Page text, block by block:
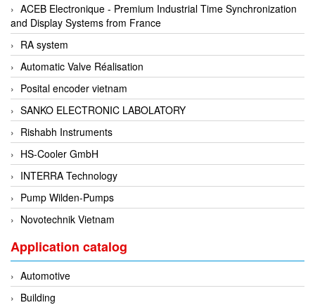
ERE WIRELESS
Erhardt-Leimer
Erhardt-Leimer
Erhardt-leimer
ERICHSEN
Erinda/Delta
ESA Automation Vietnam
Esa Pyronics
Euchner
EUCHNER GmbH + Co. KG VietNam
Eurovent
Evoqua
EXAIR
ACEB Electronique - Premium Industrial Time Synchronization
and Display Systems from France
RA system
Automatic Valve Réalisation
Posital encoder vietnam
SANKO ELECTRONIC LABOLATORY
Rishabh Instruments
HS-Cooler GmbH
INTERRA Technology
Pump Wilden-Pumps
Novotechnik Vietnam
Application catalog
Automotive
Building